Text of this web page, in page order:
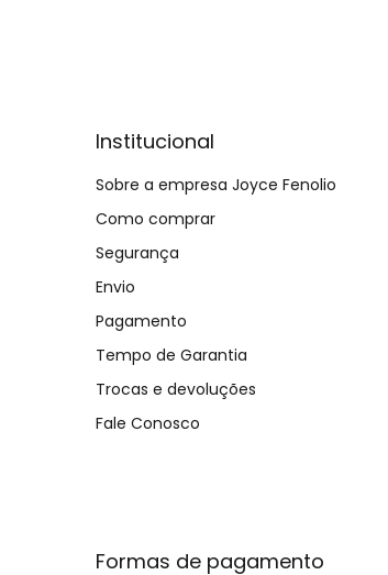
Institucional
Sobre a empresa Joyce Fenolio
Como comprar
Segurança
Envio
Pagamento
Tempo de Garantia
Trocas e devoluções
Fale Conosco
Formas de pagamento